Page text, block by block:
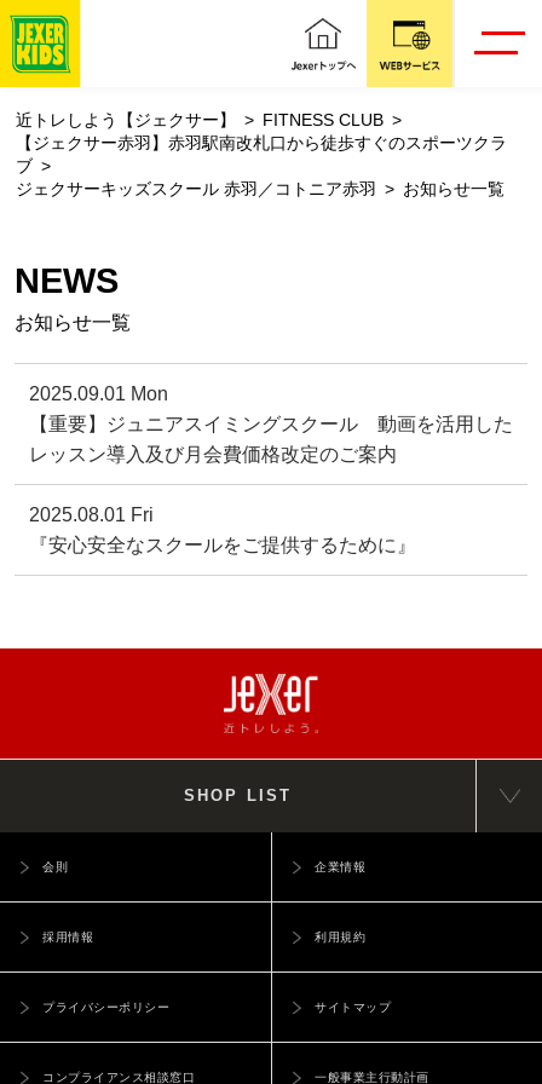
近トレしよう【ジェクサー】
FITNESS CLUB
【ジェクサー赤羽】赤羽駅南改札口から徒歩すぐのスポーツクラ
ブ
ジェクサーキッズスクール 赤羽／コトニア赤羽
お知らせ一覧
NEWS
お知らせ一覧
2025.09.01 Mon
【重要】ジュニアスイミングスクール 動画を活用した
レッスン導入及び月会費価格改定のご案内
2025.08.01 Fri
『安心安全なスクールをご提供するために』
SHOP LIST
会則 企業情報
採用情報 利用規約
プライバシーポリシー サイトマップ
コンプライアンス相談窓口 一般事業主行動計画